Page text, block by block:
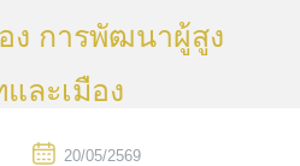
ง การพัฒนาผู้สูง
ละเมือง
20/05/2569